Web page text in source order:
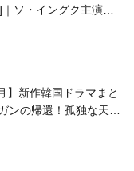
ソ・イングク主演の
】新作韓国ドラマまと
ンの帰還！孤独な天才